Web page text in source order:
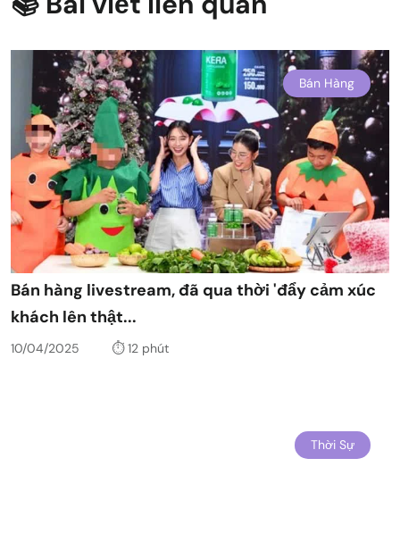
Bán Hàng
Bán hàng livestream, đã qua thời 'đẩy cảm xúc
khách lên thật...
10/04/2025 ⏱️ 12 phút
Thời Sự